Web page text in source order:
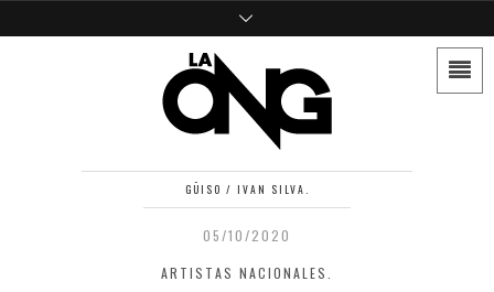
GÜISO / IVAN SILVA.
05/10/2020
ARTISTAS NACIONALES.